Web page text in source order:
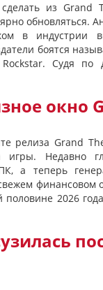
сделать из
обновляться.
в индустрии
боятся
Судя по
окно
релиза Grand
Недавно
а теперь
финансовом
2026